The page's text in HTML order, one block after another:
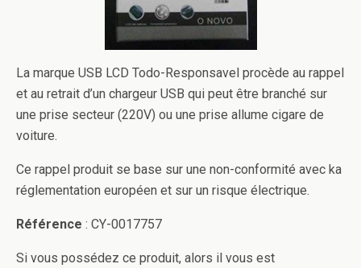
La marque USB LCD Todo-Responsavel procède au rappel
et au retrait d’un chargeur USB qui peut être branché sur
une prise secteur (220V) ou une prise allume cigare de
voiture.
Ce rappel produit se base sur une non-conformité avec ka
réglementation européen et sur un risque électrique.
Référence : CY-0017757
Si vous possédez ce produit, alors il vous est